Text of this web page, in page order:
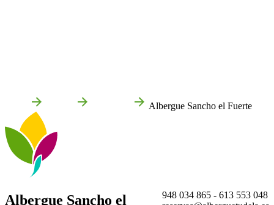
Albergue Sancho el Fuerte
Albergue Sancho el
948 034 865 - ‭613 553 048